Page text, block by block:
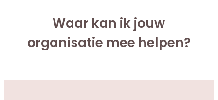
Waar kan ik jouw
organisatie mee helpen?